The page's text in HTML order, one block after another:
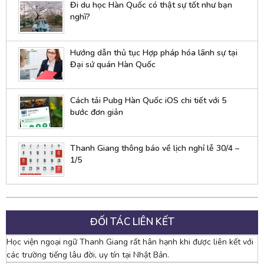
Đi du học Hàn Quốc có thật sự tốt như bạn
nghĩ?
Hướng dẫn thủ tục Hợp pháp hóa lãnh sự tại
Đại sứ quán Hàn Quốc
Cách tải Pubg Hàn Quốc iOS chi tiết với 5
bước đơn giản
Thanh Giang thông báo về lịch nghỉ lễ 30/4 –
1/5
ĐỐI TÁC LIÊN KẾT
Học viện ngoại ngữ Thanh Giang rất hân hạnh khi được liên kết với
các trường tiếng lâu đời, uy tín tại Nhật Bản.